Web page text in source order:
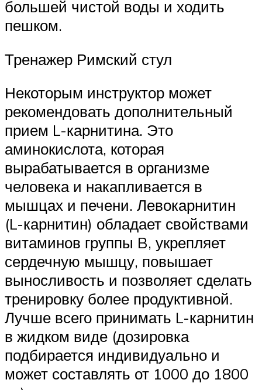
большей чистой воды и ходить
пешком.
Тренажер Римский стул
Некоторым инструктор может
рекомендовать дополнительный
прием L-карнитина. Это
аминокислота, которая
вырабатывается в организме
человека и накапливается в
мышцах и печени. Левокарнитин
(L-карнитин) обладает свойствами
витаминов группы B, укрепляет
сердечную мышцу, повышает
выносливость и позволяет сделать
тренировку более продуктивной.
Лучше всего принимать L-карнитин
в жидком виде (дозировка
подбирается индивидуально и
может составлять от 1000 до 1800